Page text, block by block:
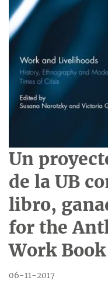
Un
de la UB
libro,
for the
Work Book
06-11-2017